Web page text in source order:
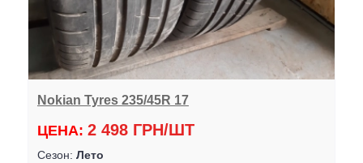
Nokian Tyres 235/45R 17
ЦЕНА: 2 498 ГРН/ШТ
Сезон: Лето